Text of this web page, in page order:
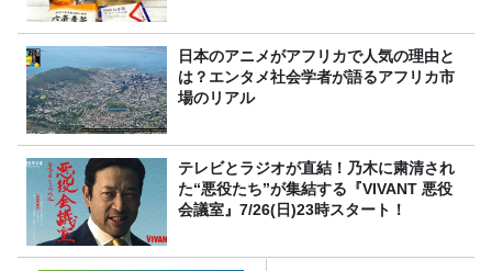
日本のアニメがアフリカで人気の理由と
は？エンタメ社会学者が語るアフリカ市
場のリアル
テレビとラジオが直結！乃木に粛清され
た“悪役たち”が集結する『VIVANT 悪役
会議室』7/26(日)23時スタート！